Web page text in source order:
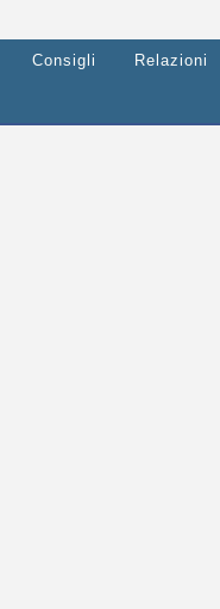
Consigli Relazioni